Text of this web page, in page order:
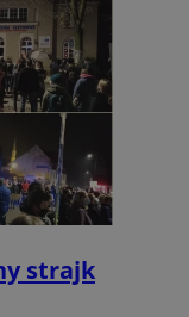
strajk